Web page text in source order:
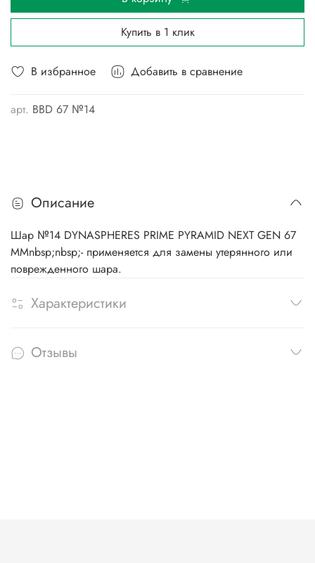
В избранное Добавить в сравнение
арт. BBD 67 №14
Купить в 1 клик
Описание
Шар №14 DYNASPHERES PRIME PYRAMID NEXT GEN 67
ММnbsp;nbsp;- применяется для замены утерянного или
поврежденного шара.
Характеристики
Отзывы